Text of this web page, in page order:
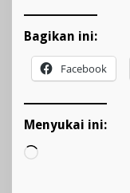
Bagikan ini:
Facebook
Menyukai ini:
Memuat...